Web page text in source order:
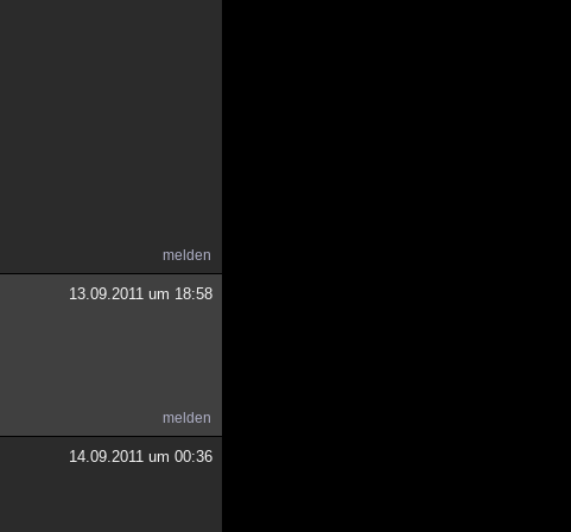
melden
13.09.2011 um 18:58
melden
14.09.2011 um 00:36